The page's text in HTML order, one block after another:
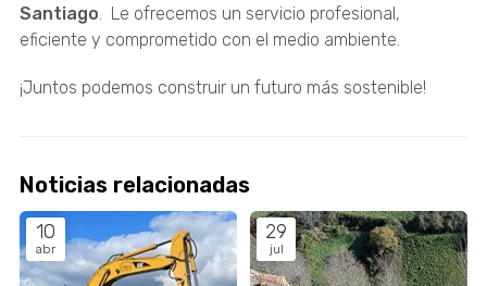
Santiago. Le ofrecemos un servicio profesional,
eficiente y comprometido con el medio ambiente.
¡Juntos podemos construir un futuro más sostenible!
Noticias relacionadas
10
abr
29
jul